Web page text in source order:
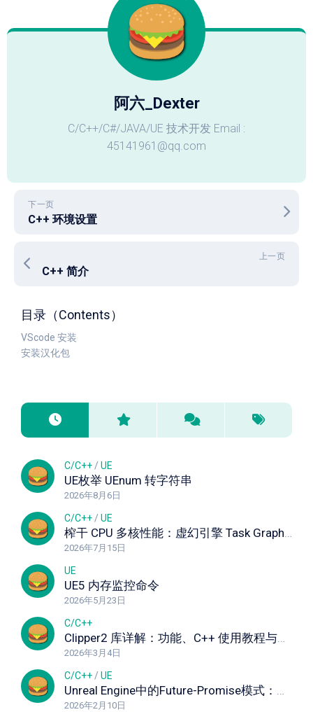
阿六_Dexter
C/C++/C#/JAVA/UE 技术开发 Email :
45141961@qq.com
下一页
C++ 环境设置
上一页
C++ 简介
目录（Contents）
VScode 安装
安装汉化包
C/C++ / UE
UE枚举 UEnum 转字符串
2026年8月6日
C/C++ / UE
2026年7月15日
UE
UE5 内存监控命令
2026年5月23日
C/C++
2026年3月4日
C/C++ / UE
2026年2月10日